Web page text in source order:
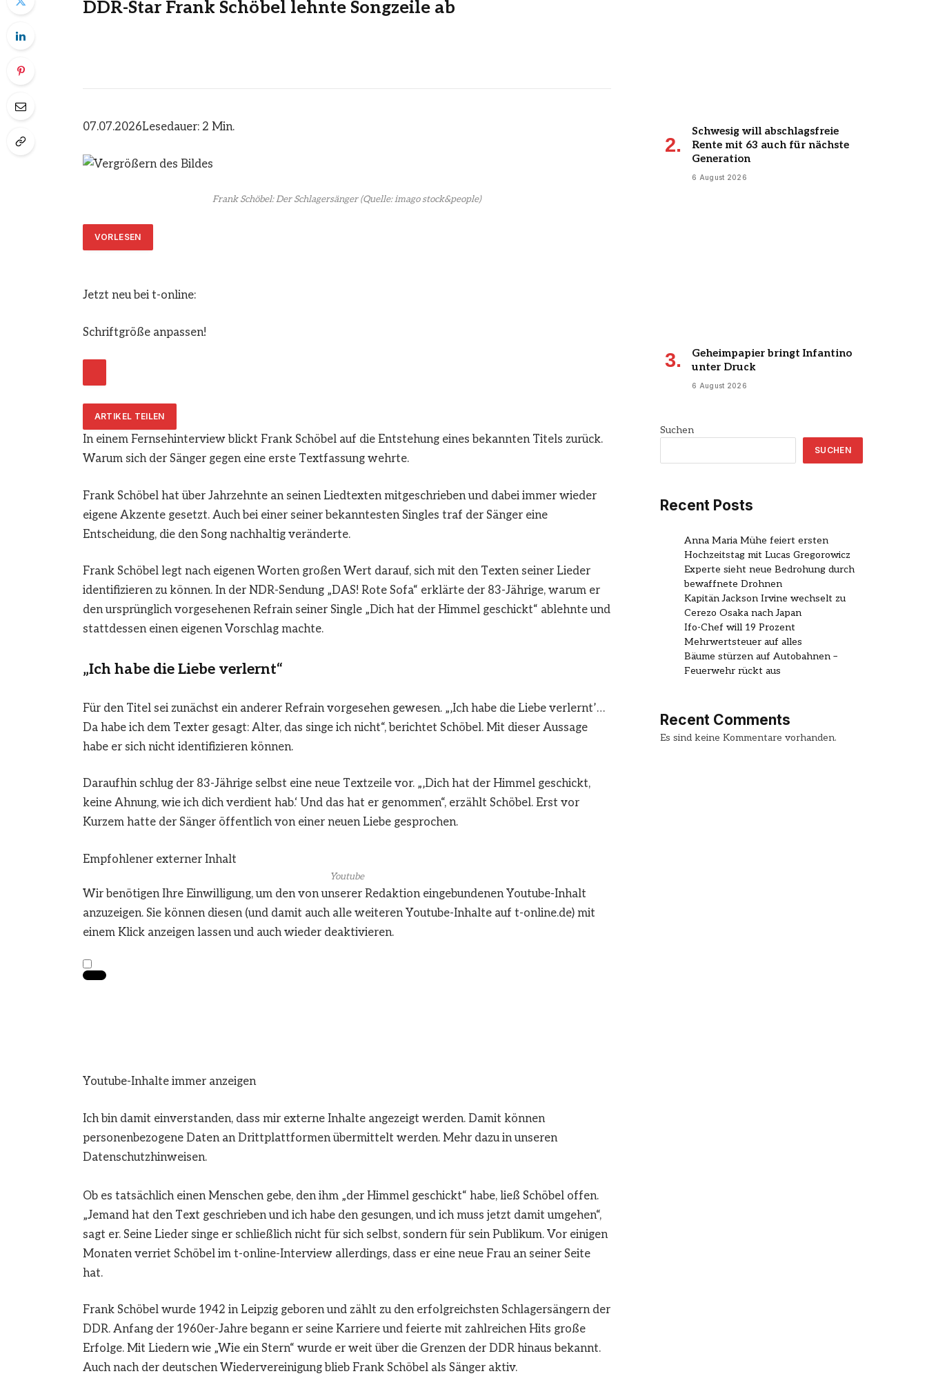
DDR-Star Frank Schöbel lehnte Songzeile ab
07.07.2026Lesedauer: 2 Min.
Frank Schöbel: Der Schlagersänger(Quelle: imago stock&people)
VORLESEN
Jetzt neu bei t-online:
Schriftgröße anpassen!
ARTIKEL TEILEN
In einem Fernsehinterview blickt Frank Schöbel auf die Entstehung eines bekannten Titels zurück.
Warum sich der Sänger gegen eine erste Textfassung wehrte.
Frank Schöbelhat über Jahrzehnte an seinen Liedtexten mitgeschrieben und dabei immer wieder
eigene Akzente gesetzt. Auch bei einer seiner bekanntesten Singles traf der Sänger eine
Entscheidung, die den Song nachhaltig veränderte.
Frank Schöbel legt nach eigenen Worten großen Wert darauf, sich mit den Texten seiner Lieder
identifizieren zu können. In der NDR-Sendung „DAS! Rote Sofa“ erklärte der 83-Jährige, warum er
den ursprünglich vorgesehenen Refrain seiner Single „Dich hat der Himmel geschickt“ ablehnte und
stattdessen einen eigenen Vorschlag machte.
„Ich habe die Liebe verlernt“
Für den Titel sei zunächst ein anderer Refrain vorgesehen gewesen. „‚Ich habe die Liebe verlernt’…
Da habe ich dem Texter gesagt: Alter, das singe ich nicht“, berichtet Schöbel. Mit dieser Aussage
habe er sich nicht identifizieren können.
Daraufhin schlug der 83-Jährige selbst eine neue Textzeile vor. „‚Dich hat der Himmel geschickt,
keine Ahnung, wie ich dich verdient hab.‘ Und das hat er genommen“, erzählt Schöbel. Erst vor
Kurzem hatte der Sänger öffentlich von einer neuen Liebe gesprochen.
Empfohlener externer Inhalt
Youtube
Wir benötigen Ihre Einwilligung, um den von unserer Redaktion eingebundenenYoutube-Inhalt
anzuzeigen. Sie können diesen (und damit auch alle weiterenYoutube-Inhalte auf t-online.de) mit
einem Klick anzeigen lassen und auch wieder deaktivieren.
Youtube-Inhalte immer anzeigen
Ich bin damit einverstanden, dass mir externe Inhalte angezeigt werden. Damit können
personenbezogene Daten an Drittplattformen übermittelt werden. Mehr dazu in unseren
Datenschutzhinweisen.
Ob es tatsächlich einen Menschen gebe, den ihm „der Himmel geschickt“ habe, ließ Schöbel offen.
„Jemand hat den Text geschrieben und ich habe den gesungen, und ich muss jetzt damit umgehen“,
sagt er. Seine Lieder singe er schließlich nicht für sich selbst, sondern für sein Publikum. Vor einigen
Monaten verriet Schöbel im t-online-Interview allerdings, dass er eine neue Frau an seiner Seite
hat.
Frank Schöbel wurde 1942 inLeipziggeboren und zählt zu den erfolgreichsten Schlagersängern der
DDR. Anfang der 1960er-Jahre begann er seine Karriere und feierte mit zahlreichen Hits große
Erfolge. Mit Liedern wie „Wie ein Stern“ wurde er weit über die Grenzen der DDR hinaus bekannt.
Auch nach der deutschen Wiedervereinigung blieb Frank Schöbel als Sänger aktiv.
Schwesig will abschlagsfreie
Rente mit 63 auch für nächste
Generation
6 August 2026
Geheimpapier bringt Infantino
unter Druck
6 August 2026
Suchen
SUCHEN
Recent Posts
Anna Maria Mühe feiert ersten
Hochzeitstag mit Lucas Gregorowicz
Experte sieht neue Bedrohung durch
bewaffnete Drohnen
Kapitän Jackson Irvine wechselt zu
Cerezo Osaka nach Japan
Ifo-Chef will 19 Prozent
Mehrwertsteuer auf alles
Bäume stürzen auf Autobahnen –
Feuerwehr rückt aus
Recent Comments
Es sind keine Kommentare vorhanden.